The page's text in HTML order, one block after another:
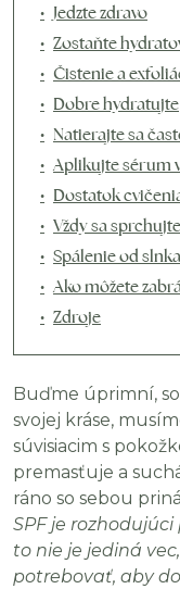
Jedzte zdravo
Zostaňte
Čistenie a
Dobre hydratujte
Natierajte sa
Aplikujte sérum
Dostatok
Vždy sa
Spálenie od slnka
Ako môžete
Zdroje
Buďme úprimní,
svojej kráse,
súvisiacim s
premasťuje a
ráno so sebou
SPF je
to nie je jediná
potrebovať, aby